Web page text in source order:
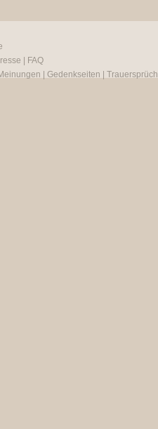
FAQ
Gedenkseiten